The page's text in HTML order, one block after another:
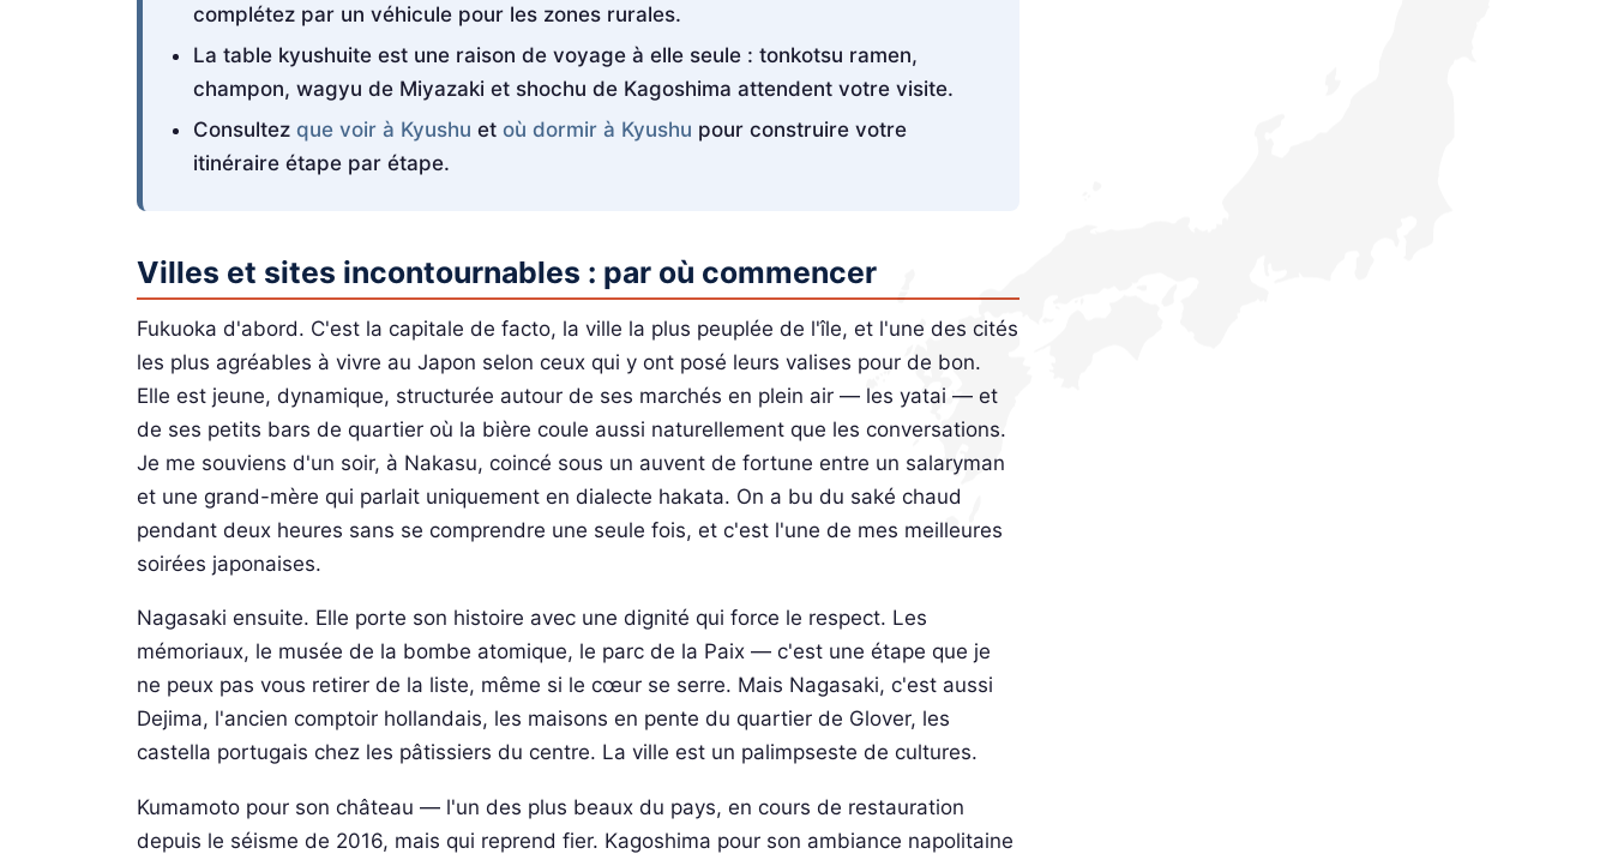
complétez par un véhicule pour les zones rurales.
La table kyushuite est une raison de voyage à elle seule : tonkotsu ramen,
champon, wagyu de Miyazaki et shochu de Kagoshima attendent votre visite.
Consultez que voir à Kyushu et où dormir à Kyushu pour construire votre
itinéraire étape par étape.
Villes et sites incontournables : par où commencer
Fukuoka d'abord. C'est la capitale de facto, la ville la plus peuplée de l'île, et l'une des cités
les plus agréables à vivre au Japon selon ceux qui y ont posé leurs valises pour de bon.
Elle est jeune, dynamique, structurée autour de ses marchés en plein air — les yatai — et
de ses petits bars de quartier où la bière coule aussi naturellement que les conversations.
Je me souviens d'un soir, à Nakasu, coincé sous un auvent de fortune entre un salaryman
et une grand-mère qui parlait uniquement en dialecte hakata. On a bu du saké chaud
pendant deux heures sans se comprendre une seule fois, et c'est l'une de mes meilleures
soirées japonaises.
Nagasaki ensuite. Elle porte son histoire avec une dignité qui force le respect. Les
mémoriaux, le musée de la bombe atomique, le parc de la Paix — c'est une étape que je
ne peux pas vous retirer de la liste, même si le cœur se serre. Mais Nagasaki, c'est aussi
Dejima, l'ancien comptoir hollandais, les maisons en pente du quartier de Glover, les
castella portugais chez les pâtissiers du centre. La ville est un palimpseste de cultures.
Kumamoto pour son château — l'un des plus beaux du pays, en cours de restauration
depuis le séisme de 2016, mais qui reprend fier. Kagoshima pour son ambiance napolitaine